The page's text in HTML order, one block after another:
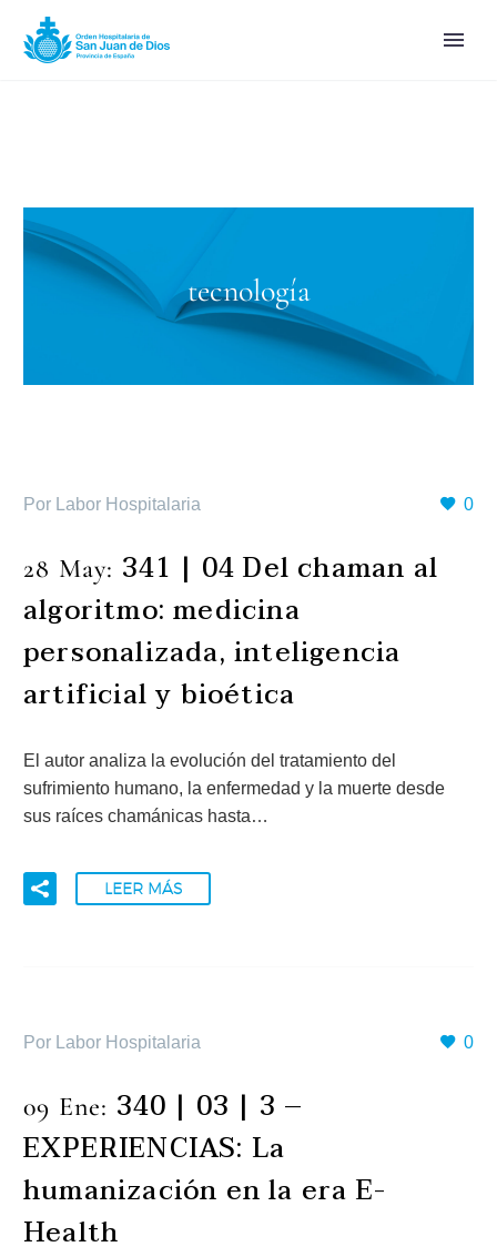
tecnología
0
Por Labor Hospitalaria
28 May: 341 | 04 Del chaman al
algoritmo: medicina
personalizada, inteligencia
artificial y bioética
El autor analiza la evolución del tratamiento del
sufrimiento humano, la enfermedad y la muerte desde
sus raíces chamánicas hasta…
LEER MÁS
0
Por Labor Hospitalaria
09 Ene: 340 | 03 | 3 –
EXPERIENCIAS: La
humanización en la era E-
Health